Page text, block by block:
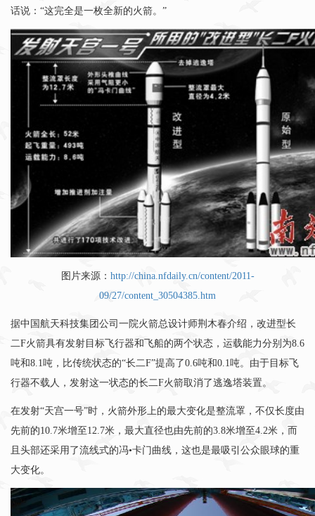
话说：“这完全是一枚全新的火箭。”
图片来源： http://china.nfdaily.cn/content/2011-
09/27/content_30504385.htm
据中国航天科技集团公司一院火箭总设计师荆木春介绍，改进型长
二F火箭具有发射目标飞行器和飞船的两个状态，运载能力分别为8.6
吨和8.1吨，比传统状态的“长二F”提高了0.6吨和0.1吨。由于目标飞
行器不载人，发射这一状态的长二F火箭取消了逃逸塔装置。
在发射“天宫一号”时，火箭外形上的最大变化是整流罩，不仅长度由
先前的10.7米增至12.7米，最大直径也由先前的3.8米增至4.2米，而
且头部还采用了流线式的冯•卡门曲线，这也是最吸引公众眼球的重
大变化。